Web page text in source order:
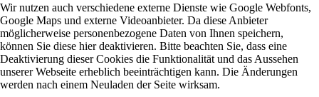
Wir nutzen auch verschiedene externe Dienste wie Google Webfonts,
Google Maps und externe Videoanbieter. Da diese Anbieter
möglicherweise personenbezogene Daten von Ihnen speichern,
können Sie diese hier deaktivieren. Bitte beachten Sie, dass eine
Deaktivierung dieser Cookies die Funktionalität und das Aussehen
unserer Webseite erheblich beeinträchtigen kann. Die Änderungen
werden nach einem Neuladen der Seite wirksam.